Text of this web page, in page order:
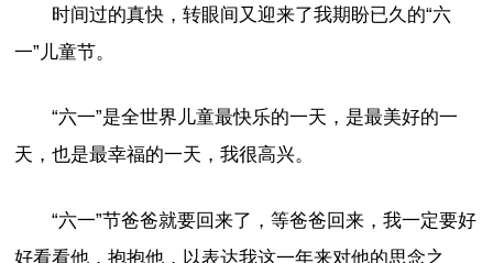
时间过的真快，转眼间又迎来了我期盼已久的“六
一”儿童节。
“六一”是全世界儿童最快乐的一天，是最美好的一
天，也是最幸福的一天，我很高兴。
“六一”节爸爸就要回来了，等爸爸回来，我一定要好
好看看他，抱抱他，以表达我这一年来对他的思念之